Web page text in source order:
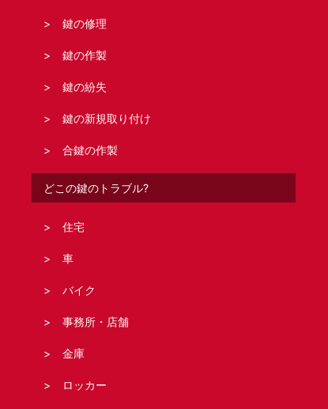
鍵の修理
鍵の作製
鍵の紛失
鍵の新規取り付け
合鍵の作製
どこの鍵のトラブル?
住宅
車
バイク
事務所・店舗
金庫
ロッカー